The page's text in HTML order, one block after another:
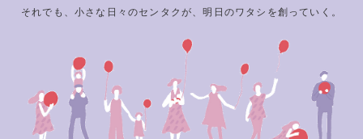
それでも、小さな日々のセンタクが、明日のワタシを創っていく。